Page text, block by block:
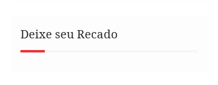
Deixe seu Recado